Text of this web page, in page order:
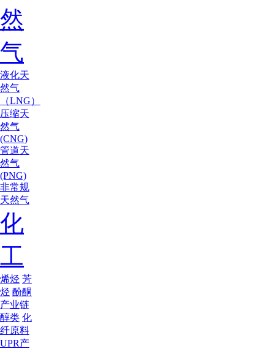
然
气
液化天
然气
（LNG）
压缩天
然气
(CNG)
管道天
然气
(PNG)
非常规
天然气
化
工
烯烃 芳
烃 酚酮
产业链
醇类 化
纤原料
UPR产